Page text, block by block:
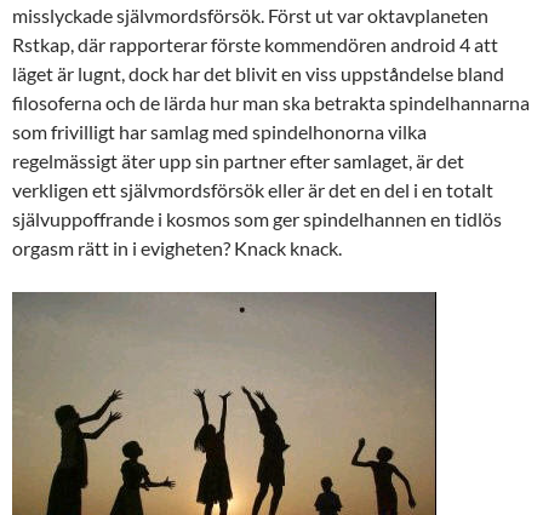
misslyckade självmordsförsök. Först ut var oktavplaneten
Rstkap, där rapporterar förste kommendören android 4 att
läget är lugnt, dock har det blivit en viss uppståndelse bland
filosoferna och de lärda hur man ska betrakta spindelhannarna
som frivilligt har samlag med spindelhonorna vilka
regelmässigt äter upp sin partner efter samlaget, är det
verkligen ett självmordsförsök eller är det en del i en totalt
självuppoffrande i kosmos som ger spindelhannen en tidlös
orgasm rätt in i evigheten? Knack knack.